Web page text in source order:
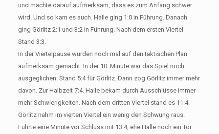
und machte darauf aufmerksam, dass es zum Anfang schwer
wird. Und so kam es auch. Halle ging 1:0 in Führung. Danach
ging Görlitz 2:1 und 3:2 in Führung. Nach dem ersten Viertel
Stand 3:3.
In der Viertelpause wurden noch mal auf den taktischen Plan
aufmerksam gemacht. In der 10. Minute war das Spiel noch
ausgeglichen. Stand 5:4 für Görlitz. Dann zog Görlitz immer mehr
davon. Zur Halbzeit 7:4. Halle bekam durch Ausschlüsse immer
mehr Schwierigkeiten. Nach dem dritten Viertel stand es 11:4.
Görlitz nahm im vierten Viertel ein wenig den Schwung raus.
Führte eine Minute vor Schluss mit 13:4, ehe Halle noch ein Tor